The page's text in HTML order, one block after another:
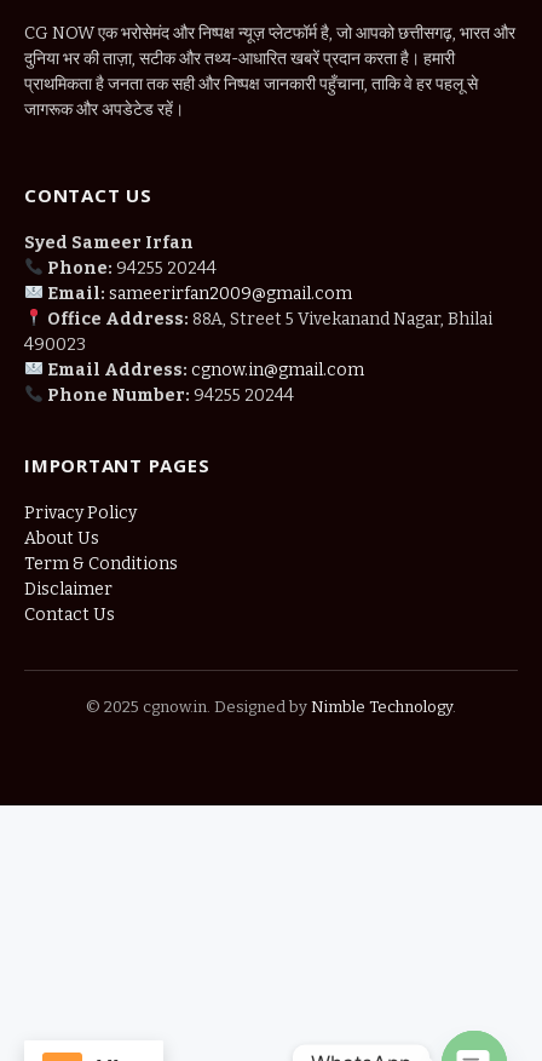
CG NOW एक भरोसेमंद और निष्पक्ष न्यूज़ प्लेटफॉर्म है, जो आपको छत्तीसगढ़, भारत और
दुनिया भर की ताज़ा, सटीक और तथ्य-आधारित खबरें प्रदान करता है। हमारी
प्राथमिकता है जनता तक सही और निष्पक्ष जानकारी पहुँचाना, ताकि वे हर पहलू से
जागरूक और अपडेटेड रहें।
CONTACT US
Syed Sameer Irfan
Phone: 94255 20244
Email: sameerirfan2009@gmail.com
Office Address: 88A, Street 5 Vivekanand Nagar, Bhilai
490023
Email Address: cgnow.in@gmail.com
Phone Number: 94255 20244
IMPORTANT PAGES
Privacy Policy
About Us
Term & Conditions
Disclaimer
Contact Us
© 2025 cgnow.in. Designed by Nimble Technology.